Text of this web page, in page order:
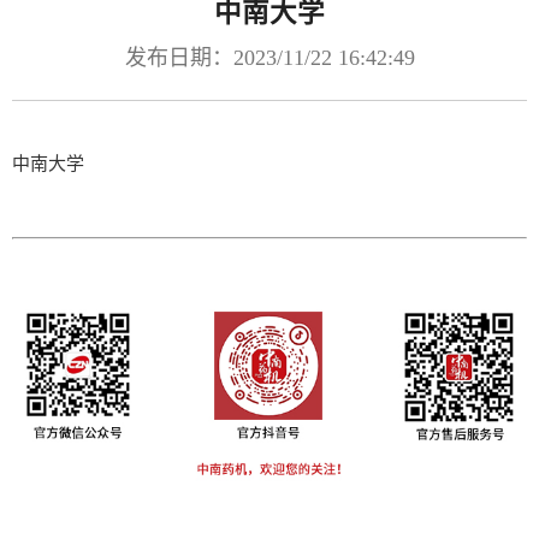
中南大学
发布日期：2023/11/22 16:42:49
中南大学